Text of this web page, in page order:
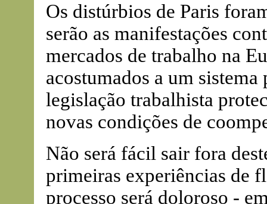
Os distúrbios de Paris
serão as manifestações
mercados de trabalho na
acostumados a um
legislação trabalhista
novas condições de
Não será fácil sair fora
primeiras experiências de
processo será doloroso -